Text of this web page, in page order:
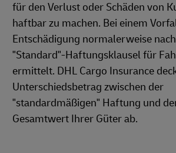
für den Verlust oder Schäden von
haftbar zu machen. Bei einem
Entschädigung normalerweise
"Standard"-Haftungsklausel für
ermittelt. DHL Cargo Insurance
Unterschiedsbetrag zwischen der
"standardmäßigen" Haftung und
Gesamtwert Ihrer Güter ab.